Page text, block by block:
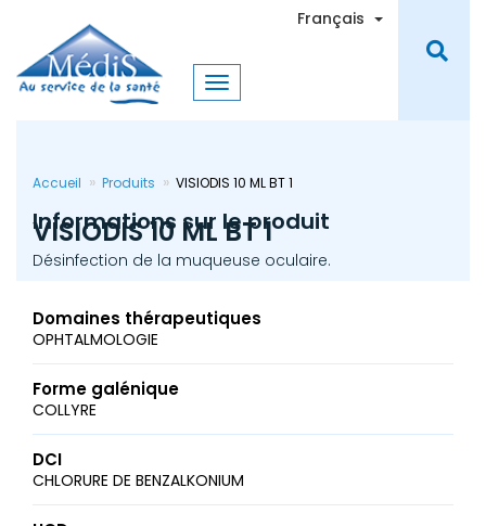
contenu
principal
Français Toggle
Accueil Produits VISIODIS 10 ML BT 1
VISIODIS 10 ML BT 1
Informations sur le produit
Désinfection de la muqueuse oculaire.
Domaines thérapeutiques
OPHTALMOLOGIE
Forme galénique
COLLYRE
DCI
CHLORURE DE BENZALKONIUM